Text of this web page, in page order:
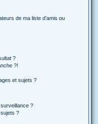
de ma liste d’amis ou
?
?!
et sujets ?
?
?